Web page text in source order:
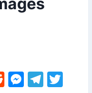
R
M T